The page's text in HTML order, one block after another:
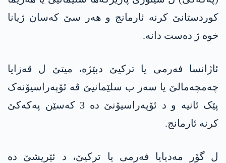
کوردستانێ کرنە ئارمانج و هەر سێ کەسان ژیانا
خوە ژ دەست دانە.
ئاژانسا فەرمی یا ترکیێ دبێژە، میتێ ل قەزایا
چەمچەمالێ یا سەر ب سلێمانیێ ڤە ئۆپەراسیۆنەک
پێک ئانیە و د ئۆپەراسیۆنێ دە 3 کەسێن په‌كه‌كێ
کرنە ئارمانج.
ل گۆر مەدیایا فەرمی یا ترکیێ، د ئێریشێ دە